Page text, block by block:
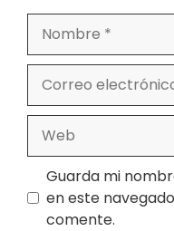
electrónico
Guarda mi
en este
comente.